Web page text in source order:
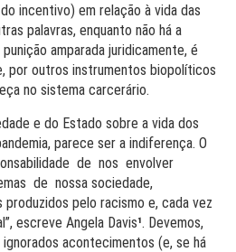
incentivo) em relação à vida das
palavras, enquanto não há a
amparada juridicamente, é
por outros instrumentos biopolíticos
no sistema carcerário.
e do Estado sobre a vida dos
parece ser a indiferença. O
de nos envolver
de nossa sociedade,
pelo racismo e, cada vez
escreve Angela Davis¹. Devemos,
acontecimentos (e, se há